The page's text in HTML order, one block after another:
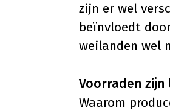
zijn er wel
beïnvloedt
weilanden wel
Voorraden zijn
Waarom